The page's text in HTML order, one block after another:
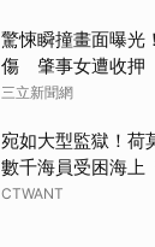
驚悚瞬撞畫面曝光
傷 肇事女遭收押
三立新聞網
宛如大型監獄！
數千海員受困海上
CTWANT